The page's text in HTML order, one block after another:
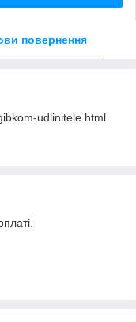
повернення
udlinitele.html